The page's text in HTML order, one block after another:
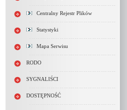
Centralny Rejestr Plików
Statystyki
Mapa Serwisu
RODO
SYGNALIŚCI
DOSTĘPNOŚĆ